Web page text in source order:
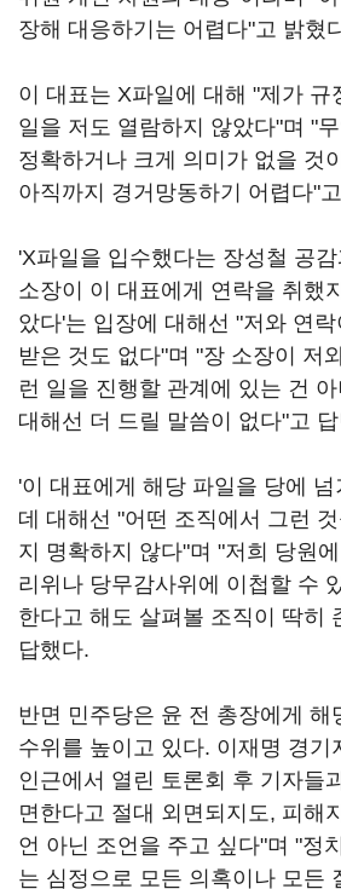
장해 대응하기는 어렵다"고 밝혔
이 대표는 X파일에 대해 "제가 규
일을 저도 열람하지 않았다"며 "
정확하거나 크게 의미가 없을 것
아직까지 경거망동하기 어렵다"
'X파일을 입수했다는 장성철 공
소장이 이 대표에게 연락을 취했
았다'는 입장에 대해선 "저와 연
받은 것도 없다"며 "장 소장이 저
런 일을 진행할 관계에 있는 건
대해선 더 드릴 말씀이 없다"고
'이 대표에게 해당 파일을 당에
데 대해선 "어떤 조직에서 그런
지 명확하지 않다"며 "저희 당원
리위나 당무감사위에 이첩할 수
한다고 해도 살펴볼 조직이 딱히
답했다.
반면 민주당은 윤 전 총장에게 해
수위를 높이고 있다. 이재명 경기
인근에서 열린 토론회 후 기자들
면한다고 절대 외면되지도, 피해
언 아닌 조언을 주고 싶다"며 "정
는 심정으로 모든 의혹이나 모든